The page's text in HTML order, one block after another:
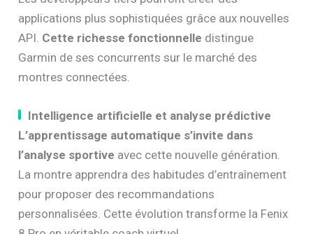
applications plus sophistiquées grâce aux nouvelles
API. Cette richesse fonctionnelle distingue
Garmin de ses concurrents sur le marché des
montres connectées.
Intelligence artificielle et analyse prédictive
L’apprentissage automatique s’invite dans
l’analyse sportive avec cette nouvelle génération.
La montre apprendra des habitudes d’entraînement
pour proposer des recommandations
personnalisées. Cette évolution transforme la Fenix